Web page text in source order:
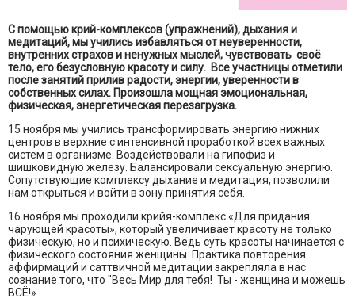
С помощью крий-комплексов (упражнений), дыхания и
медитаций, мы учились избавляться от неуверенности,
внутренних страхов и ненужных мыслей, чувствовать своё
тело, его безусловную красоту и силу. Все участницы отметили
после занятий прилив радости, энергии, уверенности в
собственных силах. Произошла мощная эмоциональная,
физическая, энергетическая перезагрузка.
15 ноября мы учились трансформировать энергию нижних
центров в верхние с интенсивной проработкой всех важных
систем в организме. Воздействовали на гипофиз и
шишковидную железу. Балансировали сексуальную энергию.
Сопутствующие комплексу дыхание и медитация, позволили
нам открыться и войти в зону принятия себя.
16 ноября мы проходили крийя-комплекс «Для придания
чарующей красоты», который увеличивает красоту не только
физическую, но и психическую. Ведь суть красоты начинается с
физического состояния женщины. Практика повторения
аффирмаций и саттвичной медитации закрепляла в нас
сознание того, что "Весь Мир для тебя! Ты - женщина и можешь
ВСЁ!»